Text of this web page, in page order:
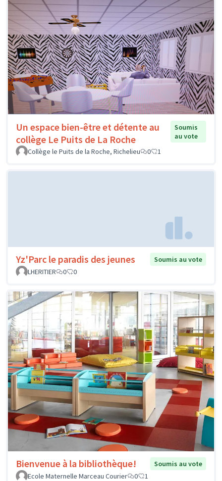
Un espace bien-être et détente au
collège Le Puits de La Roche
Soumis
au vote
Collège le Puits de la Roche, Richelieu
0 1
Yz'Parc le paradis des jeunes
Soumis au vote
LHERITIER
0 0
Bienvenue à la bibliothèque!
Soumis au vote
Ecole Maternelle Marceau Courier
0 1